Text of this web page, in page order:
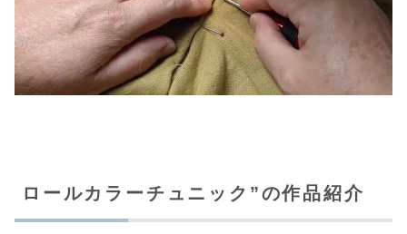
ロールカラーチュニック”の作品紹介